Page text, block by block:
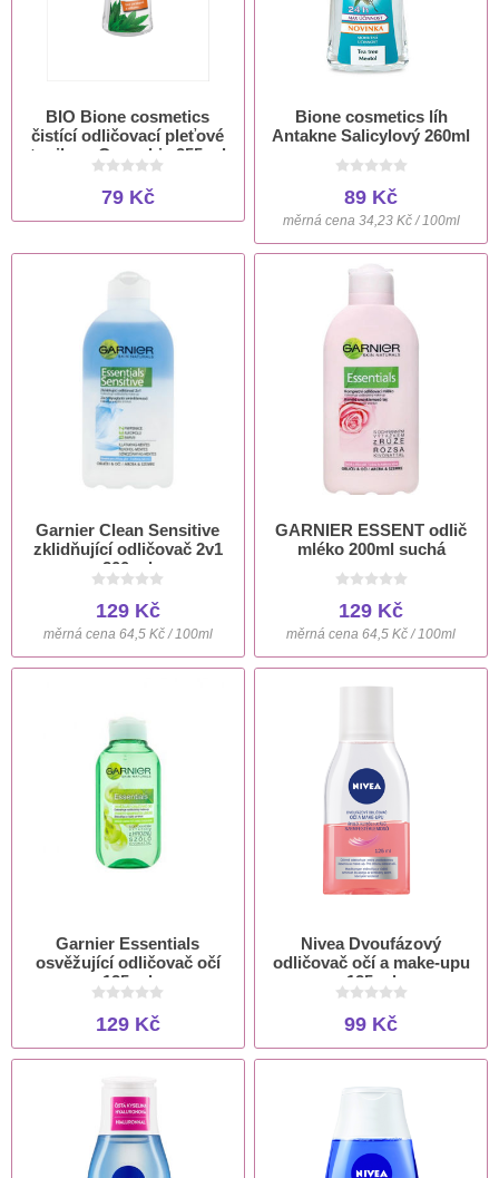
BIO Bione cosmetics
čistící odličovací pleťové
tonikum Cannabis 255 ml
79 Kč
Bione cosmetics líh
Antakne Salicylový 260ml
89 Kč
měrná cena 34,23 Kč / 100ml
Garnier Clean Sensitive
zklidňující odličovač 2v1
200 ml
129 Kč
měrná cena 64,5 Kč / 100ml
GARNIER ESSENT odlič
mléko 200ml suchá
129 Kč
měrná cena 64,5 Kč / 100ml
Garnier Essentials
osvěžující odličovač očí
125 ml
129 Kč
Nivea Dvoufázový
odličovač očí a make-upu
125 ml
99 Kč